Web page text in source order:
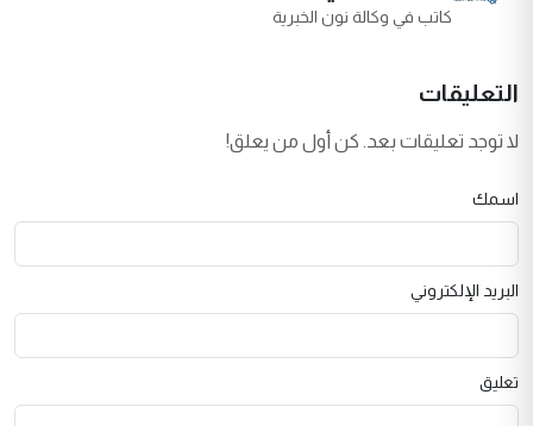
كاتب في وكالة نون الخبرية
التعليقات
لا توجد تعليقات بعد. كن أول من يعلق!
اسمك
البريد الإلكتروني
تعليق